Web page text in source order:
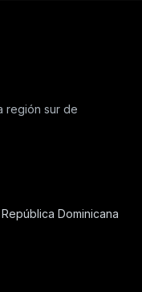
región sur de
Dominicana